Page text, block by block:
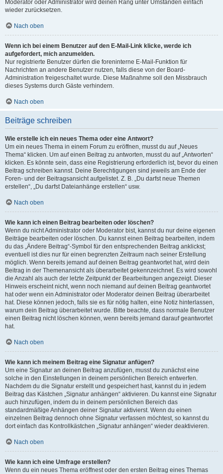
Moderator oder Administrator wird deinen Rang unter Umständen einfach
wieder zurücksetzen.
Nach oben
Wenn ich bei einem Benutzer auf den E-Mail-Link klicke, werde ich
aufgefordert, mich anzumelden.
Nur registrierte Benutzer dürfen die foreninterne E-Mail-Funktion für
Nachrichten an andere Benutzer nutzen, falls diese von der Board-
Administration freigeschaltet wurde. Diese Maßnahme soll den Missbrauch
dieses Systems durch Gäste verhindern.
Nach oben
Beiträge schreiben
Wie erstelle ich ein neues Thema oder eine Antwort?
Um ein neues Thema in einem Forum zu eröffnen, musst du auf „Neues
Thema“ klicken. Um auf einen Beitrag zu antworten, musst du auf „Antworten“
klicken. Es könnte sein, dass eine Registrierung erforderlich ist, bevor du einen
Beitrag schreiben kannst. Deine Berechtigungen sind jeweils am Ende der
Foren- und der Beitragsansicht aufgelistet. Z. B. „Du darfst neue Themen
erstellen“, „Du darfst Dateianhänge erstellen“ usw.
Nach oben
Wie kann ich einen Beitrag bearbeiten oder löschen?
Wenn du nicht Administrator oder Moderator bist, kannst du nur deine eigenen
Beiträge bearbeiten oder löschen. Du kannst einen Beitrag bearbeiten, indem
du das „Ändere Beitrag“-Symbol für den entsprechenden Beitrag anklickst;
eventuell ist dies nur für einen begrenzten Zeitraum nach seiner Erstellung
möglich. Wenn bereits jemand auf deinen Beitrag geantwortet hat, wird dein
Beitrag in der Themenansicht als überarbeitet gekennzeichnet. Es wird sowohl
die Anzahl als auch der letzte Zeitpunkt der Bearbeitungen angezeigt. Dieser
Hinweis erscheint nicht, wenn noch niemand auf deinen Beitrag geantwortet
hat oder wenn ein Administrator oder Moderator deinen Beitrag überarbeitet
hat. Diese können jedoch, falls sie es für nötig halten, eine Notiz hinterlassen,
warum dein Beitrag überarbeitet wurde. Bitte beachte, dass normale Benutzer
einen Beitrag nicht löschen können, wenn bereits jemand darauf geantwortet
hat.
Nach oben
Wie kann ich meinem Beitrag eine Signatur anfügen?
Um eine Signatur an deinen Beitrag anzufügen, musst du zunächst eine
solche in den Einstellungen in deinem persönlichen Bereich entwerfen.
Nachdem du die Signatur erstellt und gespeichert hast, kannst du in jedem
Beitrag das Kästchen „Signatur anhängen“ aktivieren. Du kannst eine Signatur
auch hinzufügen, indem du in deinem persönlichen Bereich das
standardmäßige Anhängen deiner Signatur aktivierst. Wenn du einen
einzelnen Beitrag dennoch ohne Signatur verfassen möchtest, so kannst du
dort einfach das Kontrollkästchen „Signatur anhängen“ wieder deaktivieren.
Nach oben
Wie kann ich eine Umfrage erstellen?
Wenn du ein neues Thema eröffnest oder den ersten Beitrag eines Themas